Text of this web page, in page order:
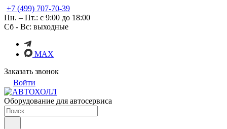
+7 (499) 707-70-39
Пн. – Пт.: с 9:00 до 18:00
Сб - Вс: выходные
MAX
Заказать звонок
Войти
Оборудование для автосервиса